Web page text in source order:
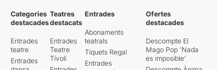
Categories
destacades
Entrades
teatre
Entrades
Teatres
destacats
Entrades
Teatre
Tívoli
Entrades
Abonaments
teatrals
Tiquets Regal
Entrades
Ofertes
destacades
Descompte El
Mago Pop 'Nada
es imposible'